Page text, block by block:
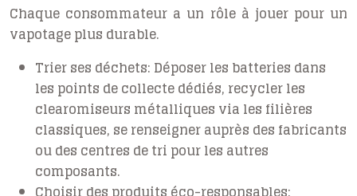
Chaque consommateur a un rôle à jouer pour un
vapotage plus durable.
Trier ses déchets: Déposer les batteries dans
les points de collecte dédiés, recycler les
clearomiseurs métalliques via les filières
classiques, se renseigner auprès des fabricants
ou des centres de tri pour les autres
composants.